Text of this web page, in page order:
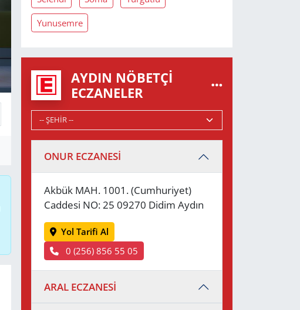
Yunusemre
AYDIN NÖBETÇI
ECZANELER
ONUR ECZANESİ
Akbük MAH. 1001. (Cumhuriyet)
Caddesi NO: 25 09270 Didim Aydın
Yol Tarifi Al
0 (256) 856 55 05
ARAL ECZANESİ